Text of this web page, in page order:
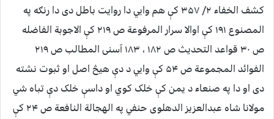
کشف الخفاء ۲/ ۳۵۷ کې هم وايي دا روایت باطل دی دا رنګه په
المصنوع ۱۹۱ کې اوالا سرار المرفوعة ص ۲۱۹ کې الاجوبة الفاضله
ص ۳۰ قواعد التحدیث ص ۱۸۲ ، ۱۸۳ آسنی المطالب ص ۲۱۹
الفوائد المجموعة ص ۵۴ کې وايي د دې هیڅ اصل او ثبوت نشته
دی او دا په صنعاء د یمن کې خلک کوي او داسې خلک دې تباه شي
مولانا شاه عبدالعزیز الدهلوی حنفي په الهجالة النافعة ص ۲۴ کې